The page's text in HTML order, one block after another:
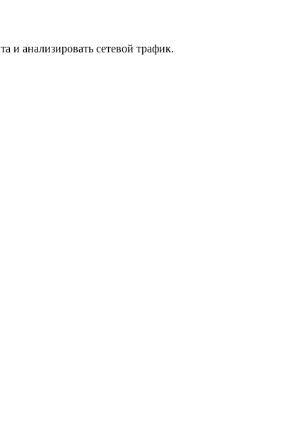
и анализировать сетевой трафик.